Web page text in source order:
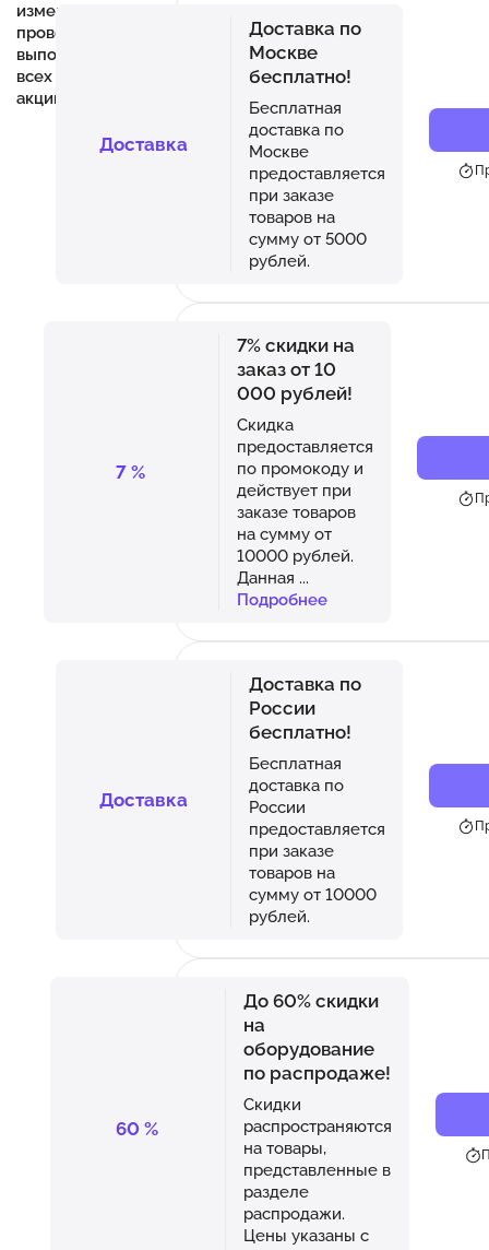
изменилась,
проверьте
выполнение
всех условий
акции.
Доставка
Доставка по
Москве
бесплатно!
Бесплатная
доставка по
Москве
предоставляется
при заказе
товаров на
сумму от 5000
рублей.
7 %
7% скидки на
заказ от 10
000 рублей!
Скидка
предоставляется
по промокоду и
действует при
заказе товаров
на сумму от
10000 рублей.
Данная ...
Подробнее
Доставка
Доставка по
России
бесплатно!
Бесплатная
доставка по
России
предоставляется
при заказе
товаров на
сумму от 10000
рублей.
60 %
До 60% скидки
на
оборудование
по распродаже!
Скидки
распространяются
на товары,
представленные в
разделе
распродажи.
Цены указаны с